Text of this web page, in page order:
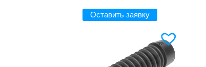
Оставить заявку